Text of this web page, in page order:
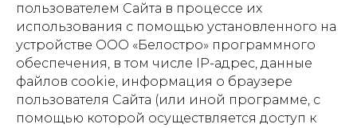
пользователем Сайта в процессе их
использования с помощью установленного на
устройстве ООО «Белостро» программного
обеспечения, в том числе IP-адрес, данные
файлов cookie, информация о браузере
пользователя Сайта (или иной программе, с
помощью которой осуществляется доступ к